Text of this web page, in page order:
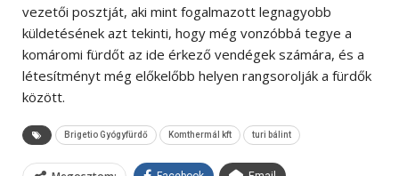
vezetői posztját, aki mint fogalmazott legnagyobb
küldetésének azt tekinti, hogy még vonzóbbá tegye a
komáromi fürdőt az ide érkező vendégek számára, és a
létesítményt még előkelőbb helyen rangsorolják a fürdők
között.
Brigetio Gyógyfürdő Komthermál kft turi bálint